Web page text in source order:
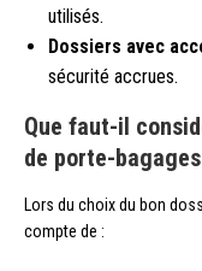
utilisés.
Dossiers avec
sécurité accrues.
Que faut-il
de porte-
Lors du choix du bon
compte de :